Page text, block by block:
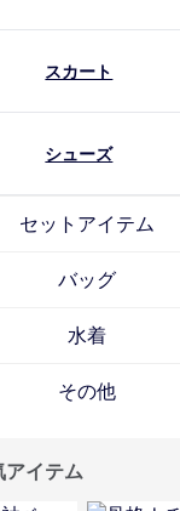
スカート
シューズ
セットアイテム
バッグ
水着
その他
アイテム